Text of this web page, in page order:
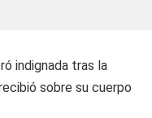
indignada tras la
sobre su cuerpo